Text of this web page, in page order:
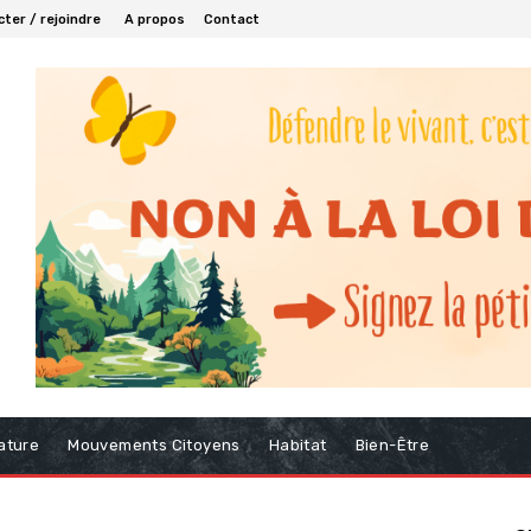
/ rejoindre A propos Contact
Mouvements Citoyens Habitat Bien-Être